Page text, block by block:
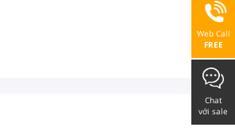
Web Call
FREE
Chat
với sale